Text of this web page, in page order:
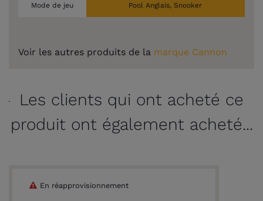
Mode de jeu Pool Anglais, Snooker
Voir les autres produits de la marque Cannon
Les clients qui ont acheté ce
produit ont également acheté...
En réapprovisionnement